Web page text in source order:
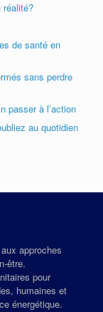
réalité?
de santé en
sans perdre
passer à l’action
au quotidien
approches
pour
humaines et
énergétique.